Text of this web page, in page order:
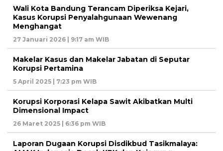
Wali Kota Bandung Terancam Diperiksa Kejari,
Kasus Korupsi Penyalahgunaan Wewenang
Menghangat
27 Januari 2026 | 9:17 am WIB
Makelar Kasus dan Makelar Jabatan di Seputar
Korupsi Pertamina
5 April 2025 | 7:23 pm WIB
Korupsi Korporasi Kelapa Sawit Akibatkan Multi
Dimensional Impact
26 Maret 2025 | 6:36 pm WIB
Laporan Dugaan Korupsi Disdikbud Tasikmalaya: